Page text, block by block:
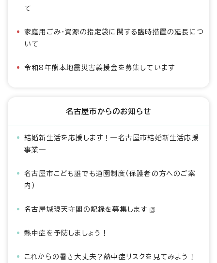
て
家庭用ごみ・資源の指定袋に関する臨時措置の延長につ
いて
令和8年熊本地震災害義援金を募集しています
名古屋市からのお知らせ
結婚新生活を応援します！―名古屋市結婚新生活応援
事業―
名古屋市こども誰でも通園制度（保護者の方へのご案
内）
名古屋城現天守閣の記録を募集します
熱中症を予防しましょう！
これからの暑さ大丈夫？熱中症リスクを見てみよう！